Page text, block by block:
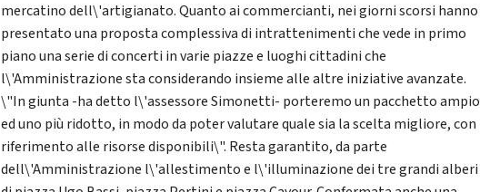
mercatino dell\'artigianato. Quanto ai commercianti, nei giorni scorsi hanno
presentato una proposta complessiva di intrattenimenti che vede in primo
piano una serie di concerti in varie piazze e luoghi cittadini che
l\'Amministrazione sta considerando insieme alle altre iniziative avanzate.
\"In giunta -ha detto l\'assessore Simonetti- porteremo un pacchetto ampio
ed uno più ridotto, in modo da poter valutare quale sia la scelta migliore, con
riferimento alle risorse disponibili\". Resta garantito, da parte
dell\'Amministrazione l\'allestimento e l\'illuminazione dei tre grandi alberi